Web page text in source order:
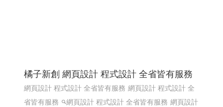
橘子新創 網頁設計 程式設計 全省皆有服務
網頁設計 程式設計 全省皆有服務 網頁設計 程式設計 全
省皆有服務
網頁設計 程式設計 全省皆有服務 網頁設計